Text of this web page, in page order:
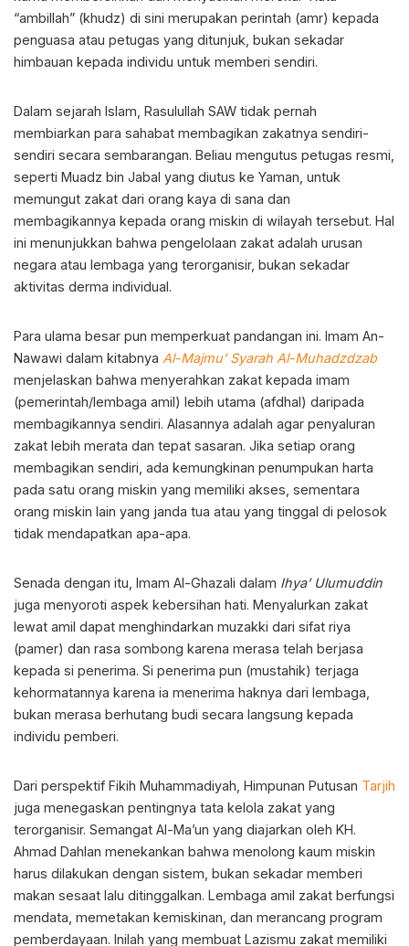
“ambillah” (khudz) di sini merupakan perintah (amr) kepada
penguasa atau petugas yang ditunjuk, bukan sekadar
himbauan kepada individu untuk memberi sendiri.
Dalam sejarah Islam, Rasulullah SAW tidak pernah
membiarkan para sahabat membagikan zakatnya sendiri-
sendiri secara sembarangan. Beliau mengutus petugas resmi,
seperti Muadz bin Jabal yang diutus ke Yaman, untuk
memungut zakat dari orang kaya di sana dan
membagikannya kepada orang miskin di wilayah tersebut. Hal
ini menunjukkan bahwa pengelolaan zakat adalah urusan
negara atau lembaga yang terorganisir, bukan sekadar
aktivitas derma individual.
Para ulama besar pun memperkuat pandangan ini. Imam An-
Nawawi dalam kitabnya Al-Majmu’ Syarah Al-Muhadzdzab
menjelaskan bahwa menyerahkan zakat kepada imam
(pemerintah/lembaga amil) lebih utama (afdhal) daripada
membagikannya sendiri. Alasannya adalah agar penyaluran
zakat lebih merata dan tepat sasaran. Jika setiap orang
membagikan sendiri, ada kemungkinan penumpukan harta
pada satu orang miskin yang memiliki akses, sementara
orang miskin lain yang janda tua atau yang tinggal di pelosok
tidak mendapatkan apa-apa.
Senada dengan itu, Imam Al-Ghazali dalam Ihya’ Ulumuddin
juga menyoroti aspek kebersihan hati. Menyalurkan zakat
lewat amil dapat menghindarkan muzakki dari sifat riya
(pamer) dan rasa sombong karena merasa telah berjasa
kepada si penerima. Si penerima pun (mustahik) terjaga
kehormatannya karena ia menerima haknya dari lembaga,
bukan merasa berhutang budi secara langsung kepada
individu pemberi.
Dari perspektif Fikih Muhammadiyah, Himpunan Putusan Tarjih
juga menegaskan pentingnya tata kelola zakat yang
terorganisir. Semangat Al-Ma’un yang diajarkan oleh KH.
Ahmad Dahlan menekankan bahwa menolong kaum miskin
harus dilakukan dengan sistem, bukan sekadar memberi
makan sesaat lalu ditinggalkan. Lembaga amil zakat berfungsi
mendata, memetakan kemiskinan, dan merancang program
pemberdayaan. Inilah yang membuat Lazismu zakat memiliki